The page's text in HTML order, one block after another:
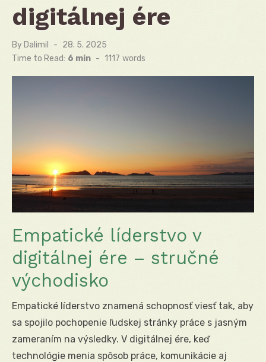
digitálnej ére
By Dalimil
Posted
on
28. 5. 2025
Time to Read: 6 min - 1117 words
Empatické líderstvo v
digitálnej ére – stručné
východisko
Empatické líderstvo znamená schopnosť viesť tak, aby
sa spojilo pochopenie ľudskej stránky práce s jasným
zameraním na výsledky. V digitálnej ére, keď
technológie menia spôsob práce, komunikácie aj